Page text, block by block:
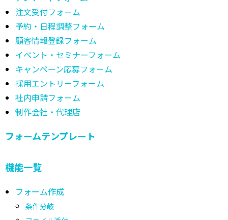
注文受付フォーム
予約・日程調整フォーム
顧客情報登録フォーム
イベント・セミナーフォーム
キャンペーン応募フォーム
採用エントリーフォーム
社内申請フォーム
制作会社・代理店
フォームテンプレート
機能一覧
フォーム作成
条件分岐